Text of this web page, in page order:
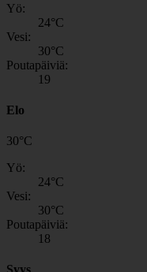
Yö:
24°C
Vesi:
30°C
Poutapäiviä:
19
Elo
30°C
Yö:
24°C
Vesi:
30°C
Poutapäiviä:
18